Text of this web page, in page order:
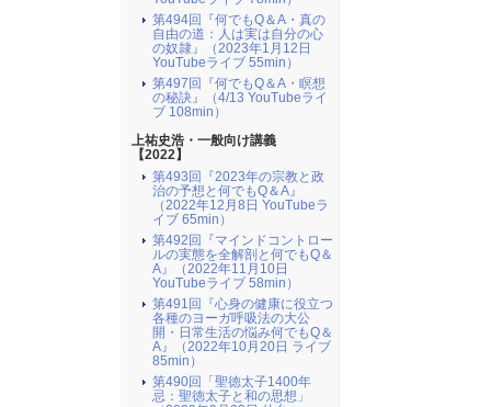
第494回『何でもQ＆A・真の
自由の道：人は実は自分の心
の奴隷』（2023年1月12日
YouTubeライブ 55min）
第497回『何でもQ＆A・瞑想
の秘訣』（4/13 YouTubeライ
ブ 108min）
上祐史浩・一般向け講義
【2022】
第493回『2023年の宗教と政
治の予想と何でもQ＆A』
（2022年12月8日 YouTubeラ
イブ 65min）
第492回『マインドコントロー
ルの実態を全解剖と何でもQ＆
A』（2022年11月10日
YouTubeライブ 58min）
第491回『心身の健康に役立つ
各種のヨーガ呼吸法の大公
開・日常生活の悩み何でもQ＆
A』（2022年10月20日 ライブ
85min）
第490回「聖徳太子1400年
忌：聖徳太子と和の思想」